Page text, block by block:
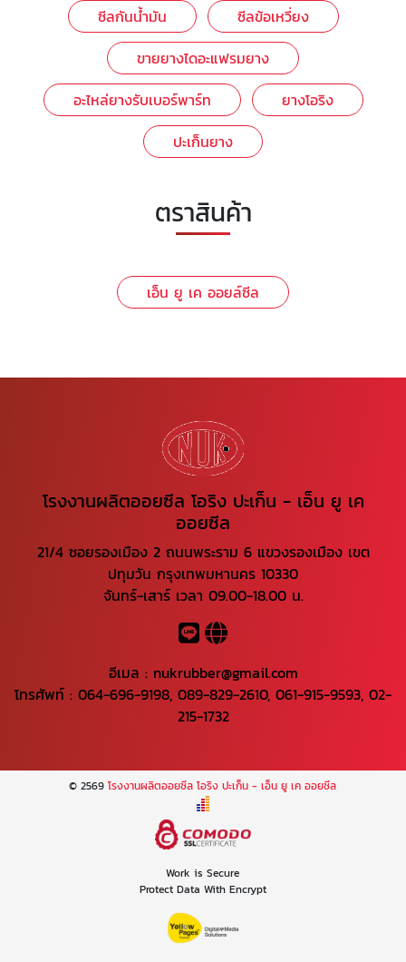
ซีลกันน้ำมัน
ซีลข้อเหวี่ยง
ขายยางไดอะแฟรมยาง
อะไหล่ยางรับเบอร์พาร์ท
ยางโอริง
ปะเก็นยาง
ตราสินค้า
เอ็น ยู เค ออยล์ซีล
โรงงานผลิตออยซีล โอริง ปะเก็น - เอ็น ยู เค
ออยซีล
21/4 ซอยรองเมือง 2 ถนนพระราม 6 แขวงรองเมือง เขต
ปทุมวัน กรุงเทพมหานคร 10330
จันทร์-เสาร์ เวลา 09.00-18.00 น.
อีเมล : nukrubber@gmail.com
โทรศัพท์ : 064-696-9198, 089-829-2610, 061-915-9593, 02-
215-1732
© 2569โรงงานผลิตออยซีล โอริง ปะเก็น - เอ็น ยู เค ออยซีล
Work is Secure
Protect Data With Encrypt